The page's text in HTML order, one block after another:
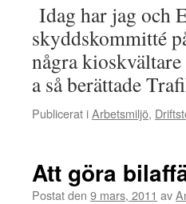
Idag har jag och
skyddskommitté
några
a så berättade
Publicerat iArbetsmiljö,
Att göra
Postat den 9 mars, 2011 av